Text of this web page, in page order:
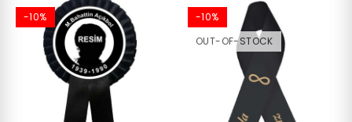
-10%
-10%
OUT-OF-STOCK